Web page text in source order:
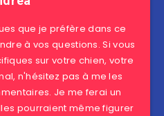
que je préfère dans ce
à vos questions. Si vous
sur votre chien, votre
n'hésitez pas à me les
Je me ferai un
pourraient même figurer